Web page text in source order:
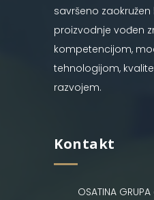
savršeno
proizvodnje vođen
kompetencijom,
tehnologijom,
razvojem.
Kontakt
OSATINA